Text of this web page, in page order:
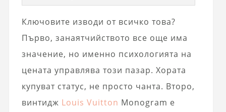
Ключовите изводи от всичко това?
Първо, занаятчийството все още има
значение, но именно психологията на
цената управлява този пазар. Хората
купуват статус, не просто чанта. Второ,
винтидж Louis Vuitton Monogram е